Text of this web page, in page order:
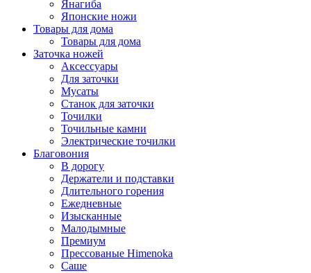
Янагиба
Японские ножи
Товары для дома
Товары для дома
Заточка ножей
Аксессуары
Для заточки
Мусаты
Станок для заточки
Точилки
Точильные камни
Электрические точилки
Благовония
В дорогу
Держатели и подставки
Длительного горения
Ежедневные
Изысканные
Малодымные
Премиум
Прессованые Himenoka
Саше